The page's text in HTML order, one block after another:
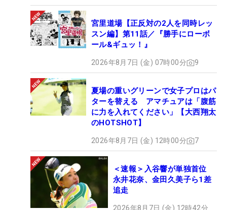
宮里道場【正反対の2人を同時レッ
スン編】第11話／『勝手にローボ
ール&ギュッ！』
2026年8月7日 (金) 07時00分 9
夏場の重いグリーンで女子プロはパ
ターを替える アマチュアは「腹筋
に力を入れてください」【大西翔太
のHOTSHOT】
2026年8月7日 (金) 12時00分 7
＜速報＞入谷響が単独首位
永井花奈、金田久美子ら1差
追走
2026年8月7日 (金) 12時42分